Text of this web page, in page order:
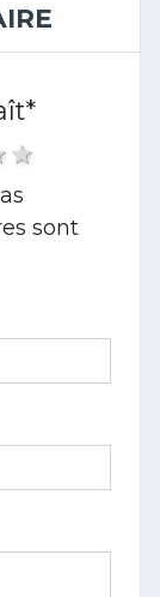
*
4 stars
stars
sont